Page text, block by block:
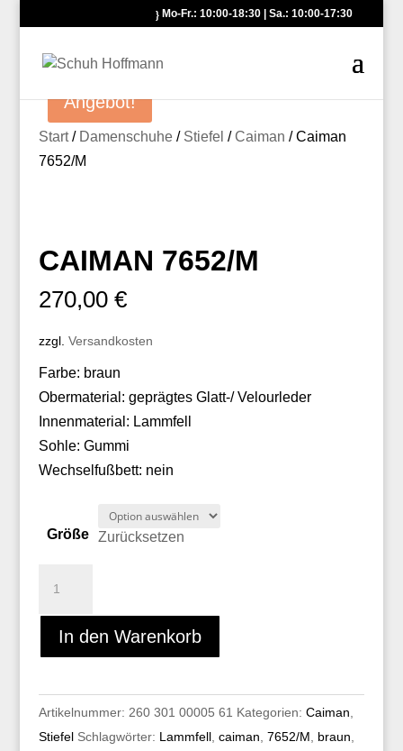
Mo-Fr.: 10:00-18:30 | Sa.: 10:00-17:30
Start/ Damenschuhe/ Stiefel /Caiman / Caiman
7652/M
CAIMAN 7652/M
270,00 €
zzgl. Versandkosten
Farbe: braun
Obermaterial: geprägtes Glatt-/ Velourleder
Innenmaterial: Lammfell
Sohle: Gummi
Wechselfußbett: nein
Größe Zurücksetzen
In den Warenkorb
Artikelnummer: 260 301 00005 61 Kategorien: Caiman
Stiefel Schlagwörter: Lammfell, caiman 7652/M braun
Angebot!